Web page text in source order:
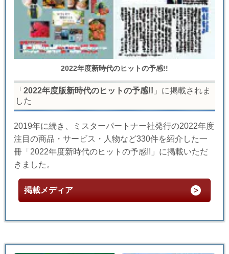
2022年度新時代のヒットの予感!!
「 2022年度版新時代のヒットの予感!! 」に掲載されま
した
2019年に続き、ミスターパートナー社発行の2022年度
注目の商品・サービス・人物など330件を紹介した一
冊「2022年度新時代のヒットの予感!!」に掲載いただ
きました。
掲載メディア